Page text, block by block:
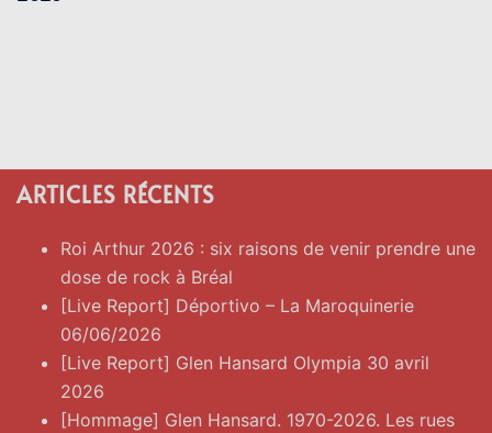
ARTICLES RÉCENTS
Roi Arthur 2026 : six raisons de venir prendre une
dose de rock à Bréal
[Live Report] Déportivo – La Maroquinerie
06/06/2026
[Live Report] Glen Hansard Olympia 30 avril
2026
[Hommage] Glen Hansard. 1970-2026. Les rues